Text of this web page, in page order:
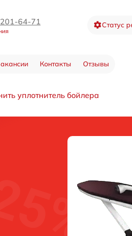
64-71 Статус
Контакты Отзывы
уплотнитель бойлера